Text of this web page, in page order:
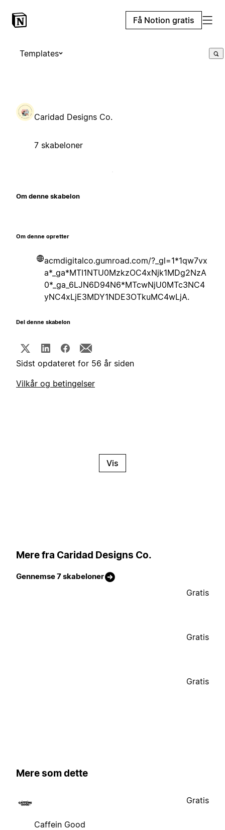
Få Notion gratis
Templates
Caridad Designs Co.
7 skabeloner
Om denne skabelon
Om denne opretter
acmdigitalco.gumroad.com/?_gl=1*1qw7vx
a*_ga*MTI1NTU0MzkzOC4xNjk1MDg2NzA
0*_ga_6LJN6D94N6*MTcwNjU0MTc3NC4
yNC4xLjE3MDY1NDE3OTkuMC4wLjA.
Del denne skabelon
Sidst opdateret for 56 år siden
Vilkår og betingelser
Vis
Mere fra Caridad Designs Co.
Gennemse 7 skabeloner
Gratis
Gratis
Gratis
Mere som dette
Caffein Good
Gratis